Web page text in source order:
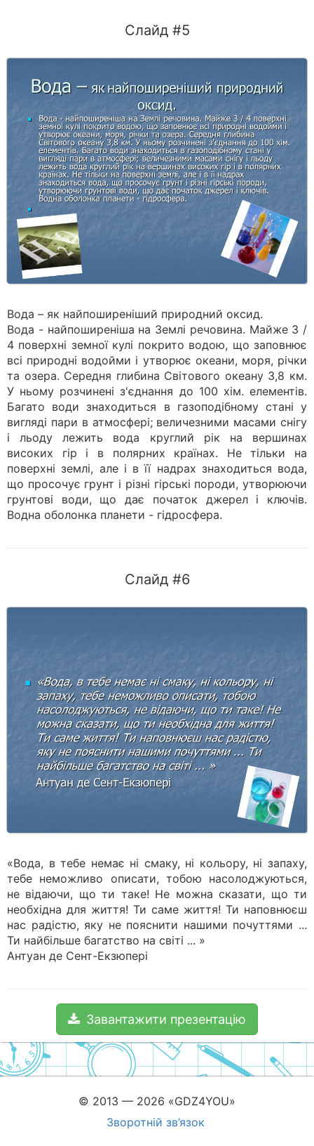
Слайд #5
Вода – як найпоширеніший природний оксид.
Вода - найпоширеніша на Землі речовина. Майже 3 /
4 поверхні земної кулі покрито водою, що заповнює
всі природні водойми і утворює океани, моря, річки
та озера. Середня глибина Світового океану 3,8 км.
У ньому розчинені з'єднання до 100 хім. елементів.
Багато води знаходиться в газоподібному стані у
вигляді пари в атмосфері; величезними масами снігу
і льоду лежить вода круглий рік на вершинах
високих гір і в полярних країнах. Не тільки на
поверхні землі, але і в її надрах знаходиться вода,
що просочує грунт і різні гірські породи, утворюючи
грунтові води, що дає початок джерел і ключів.
Водна оболонка планети - гідросфера.
Слайд #6
«Вода, в тебе немає ні смаку, ні кольору, ні запаху,
тебе неможливо описати, тобою насолоджуються,
не відаючи, що ти таке! Не можна сказати, що ти
необхідна для життя! Ти саме життя! Ти наповнюєш
нас радістю, яку не пояснити нашими почуттями ...
Ти найбільше багатство на світі ... »
Антуан де Сент-Екзюпері
Завантажити презентацію
© 2013 — 2026 «GDZ4YOU»
Зворотній зв’язок